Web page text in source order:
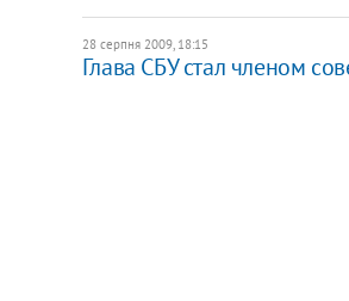
28 серпня 2009, 18:15
Глава СБУ стал членом